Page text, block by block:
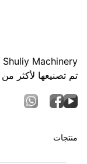
تم تصنيعها لأكثر من 20 عامًا.
منتجات